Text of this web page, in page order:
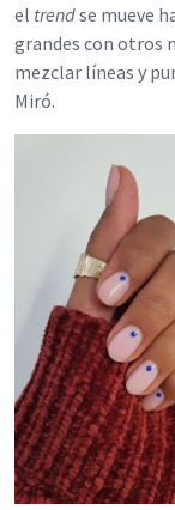
el trendse mueve
grandes con otros
mezclar líneas y
Miró.